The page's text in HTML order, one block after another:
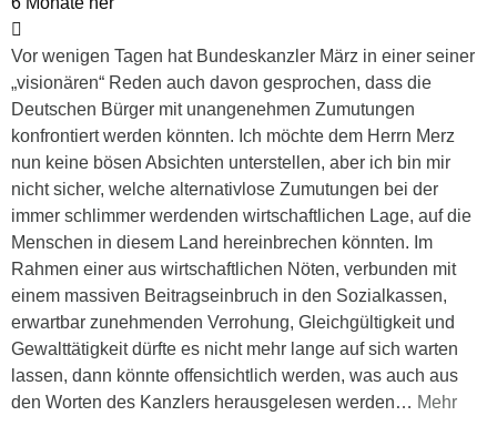
Vor wenigen Tagen hat Bundeskanzler März in einer seiner
„visionären“ Reden auch davon gesprochen, dass die
Deutschen Bürger mit unangenehmen Zumutungen
konfrontiert werden könnten. Ich möchte dem Herrn Merz
nun keine bösen Absichten unterstellen, aber ich bin mir
nicht sicher, welche alternativlose Zumutungen bei der
immer schlimmer werdenden wirtschaftlichen Lage, auf die
Menschen in diesem Land hereinbrechen könnten. Im
Rahmen einer aus wirtschaftlichen Nöten, verbunden mit
einem massiven Beitragseinbruch in den Sozialkassen,
erwartbar zunehmenden Verrohung, Gleichgültigkeit und
Gewalttätigkeit dürfte es nicht mehr lange auf sich warten
lassen, dann könnte offensichtlich werden, was auch aus
den Worten des Kanzlers herausgelesen werden… Mehr